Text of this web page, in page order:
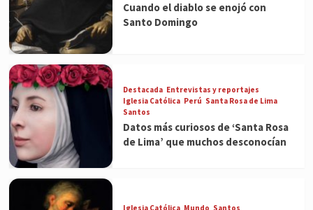
Cuando el diablo se enojó con
Santo Domingo
Destacada Entrevistas y reportajes
Iglesia Católica Perú Santa Rosa de Lima
Santos
Datos más curiosos de ‘Santa Rosa
de Lima’ que muchos desconocían
Iglesia Católica Mundo Santos